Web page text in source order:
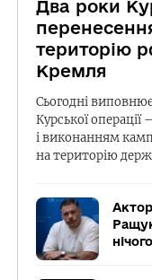
Два роки
територію
Кремля
Сьогодні
Курської
і виконанням
на територію